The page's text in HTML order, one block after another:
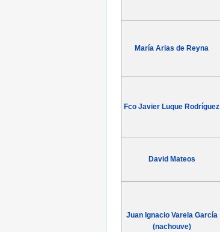
María Arias de Reyna
Fco Javier Luque Rodríguez
David Mateos
Juan Ignacio Varela García
(nachouve)